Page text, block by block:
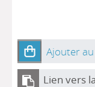
Ajouter
Lien vers